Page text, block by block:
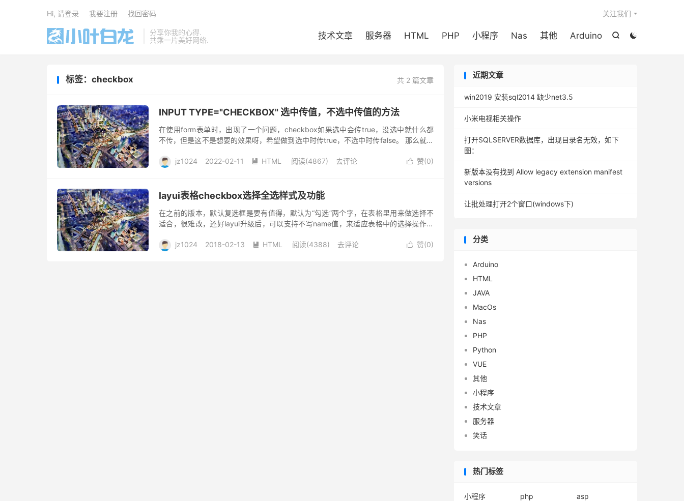
分享你我的心得.
共乘一片美好网络.


技术文章 服务器 HTML PHP 小程序 Nas 其他 Arduino
关注我们
Hi, 请登录 我要注册 找回密码
共 2 篇文章
标签：checkbox
INPUT TYPE="CHECKBOX" 选中传值，不选中传值的方法
在使用form表单时，出现了一个问题，checkbox如果选中会传true，没选中就什么都
不传，但是这不是想要的效果呀，希望做到选中时传true，不选中时传false。 那么就有
 赞(0)
jz1024 2022-02-11  HTML 阅读(4867) 去评论
layui表格checkbox选择全选样式及功能
在之前的版本，默认复选框是要有值得，默认为“勾选”两个字，在表格里用来做选择不
适合，很难改，还好layui升级后，可以支持不写name值，来适应表格中的选择操作。
 赞(0)
jz1024 2018-02-13  HTML 阅读(4388) 去评论
近期文章
win2019 安装sql2014 缺少net3.5
小米电视相关操作
打开SQLSERVER数据库，出现目录名无效，如下
图：
新版本没有找到 Allow legacy extension manifest
versions
让批处理打开2个窗口(windows下)
分类
Arduino
HTML
JAVA
MacOs
Nas
PHP
Python
VUE
其他
小程序
技术文章
服务器
笑话
热门标签
小程序 php
asp